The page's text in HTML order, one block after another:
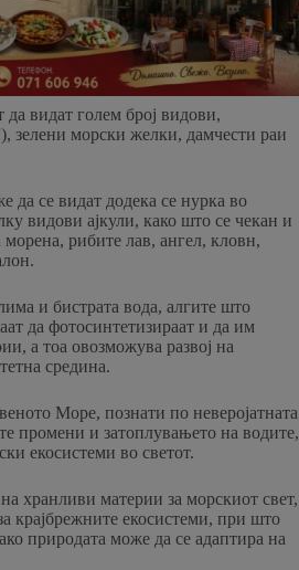
видат голем број видови,
зелени морски желки, дамчести раи
да се видат додека се нурка во
видови ајкули, како што се чекан и
морена, рибите лав, ангел, кловн,
и бистрата вода, алгите што
да фотосинтетизираат и да им
а тоа овозможува развој на
средина.
Море, познати по неверојатната
промени и затоплувањето на водите,
екосистеми во светот.
хранливи материи за морскиот свет,
крајбрежните екосистеми, при што
природата може да се адаптира на